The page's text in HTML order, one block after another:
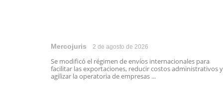
Mercojuris 2 de agosto de 2026
Se modificó el régimen de envíos internacionales para
facilitar las exportaciones, reducir costos administrativos y
agilizar la operatoria de empresas ...